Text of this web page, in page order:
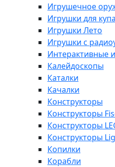
Игрушечное
Игрушки для
Игрушки Лето
Игрушки с
Интерактивные
Калейдоскопы
Каталки
Качалки
Конструкторы
Конструкторы
Конструкторы
Конструкторы
Копилки
Корабли